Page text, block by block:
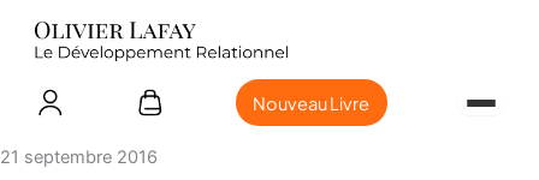
Nouveau Livre
21 septembre 2016